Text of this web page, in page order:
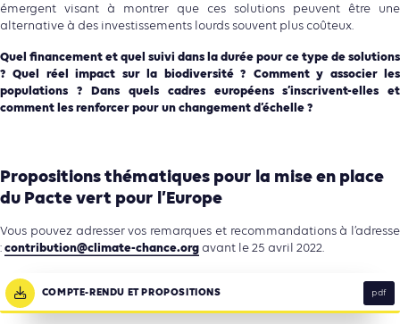
émergent visant à montrer que ces solutions peuvent être une
alternative à des investissements lourds souvent plus coûteux.
Quel financement et quel suivi dans la durée pour ce type de solutions
? Quel réel impact sur la biodiversité ? Comment y associer les
populations ? Dans quels cadres européens s’inscrivent-elles et
comment les renforcer pour un changement d’échelle ?
Propositions thématiques pour la mise en place
du Pacte vert pour l’Europe
Vous pouvez adresser vos remarques et recommandations à l’adresse
: contribution@climate-chance.org avant le 25 avril 2022.
COMPTE-RENDU ET PROPOSITIONS pdf